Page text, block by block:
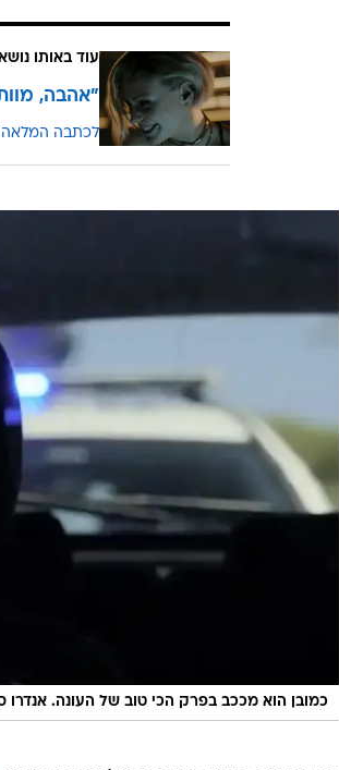
עוד באותו
"אהבה,
לכתבה המלאה
כמובן הוא מככב בפרק הכי טוב של העונה. אנדרו